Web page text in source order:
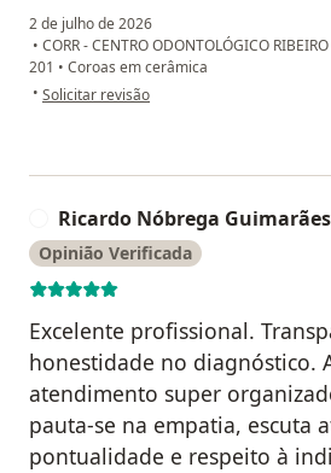
2 de julho de 2026
• CORR - CENTRO ODONTOLÓGICO
201 • Coroas em cerâmica
• na opinião do utilizador Carmem Lucia da
Solicitar revisão
Ricardo Nóbrega Guimarães
Opinião Verificada
Excelente profissional.
honestidade no diagnóstico.
atendimento super
pauta-se na empatia, escuta
pontualidade e respeito à